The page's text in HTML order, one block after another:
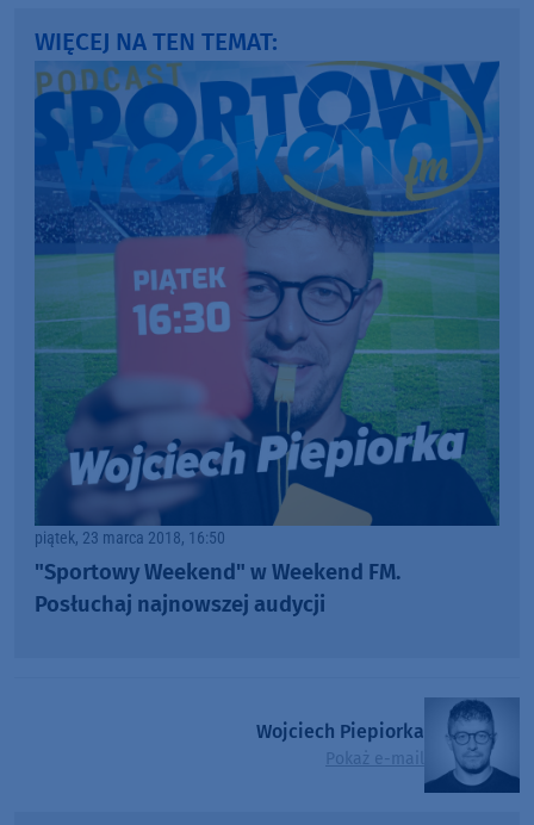
WIĘCEJ NA TEN TEMAT:
piątek, 23 marca 2018, 16:50
"Sportowy Weekend" w Weekend FM.
Posłuchaj najnowszej audycji
Wojciech Piepiorka
Pokaż e-mail